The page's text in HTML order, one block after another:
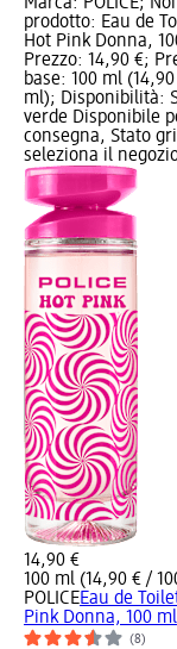
prodotto: Eau de
Hot Pink Donna,
Prezzo: 14,90 €;
base: 100 ml
ml); Disponibilità:
verde Disponibile
consegna, Stato
seleziona il
14,90 €
100 ml (14,90 € /
POLICEEau de
Pink Donna, 100 ml
(8)